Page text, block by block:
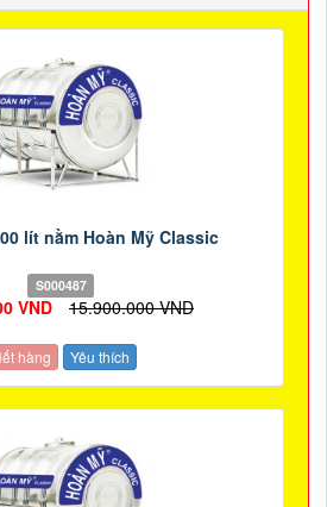
lít nằm Hoàn Mỹ Classic
S000487
VND 15.900.000 VND
hàng Yêu thích